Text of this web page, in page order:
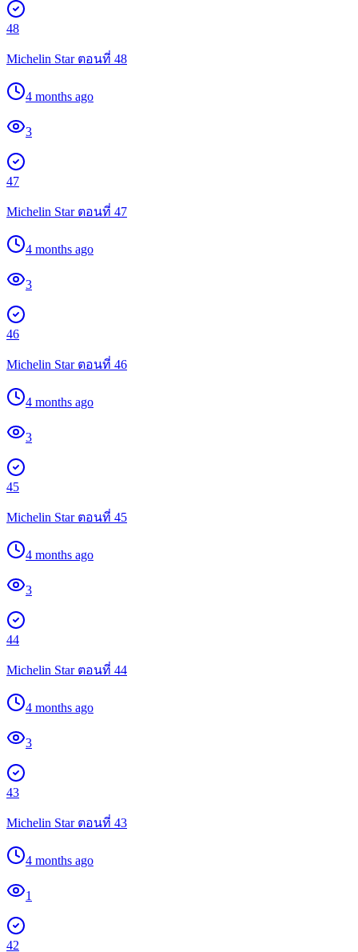
48
Michelin Star ตอนที่ 48
4 months ago
3
47
Michelin Star ตอนที่ 47
4 months ago
3
46
Michelin Star ตอนที่ 46
4 months ago
3
45
Michelin Star ตอนที่ 45
4 months ago
3
44
Michelin Star ตอนที่ 44
4 months ago
3
43
Michelin Star ตอนที่ 43
4 months ago
1
42